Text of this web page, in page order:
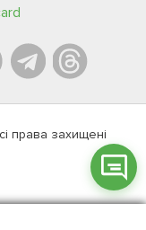
права захищені
Інстаграм